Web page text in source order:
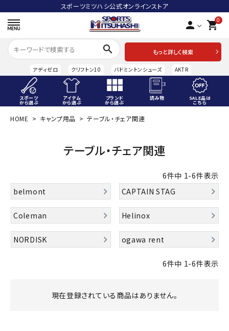
スポーツミツハシ公式オンラインストア
person 0
shopping_cart
search
もっと詳しく検索
アディゼロ クリフトン10 バドミントンシューズ AKTR
スポーツ
から選ぶ
アイテム
から選ぶ
ブランド
から選ぶ
読み物 SALE品は
こちら
ACCOUNT MENU
person
スポーツから選ぶ
アイテムから選ぶ
ブランドから選ぶ
INFORMATIOM
HOME キャンプ用品 テーブル・チェア関連
テーブル・チェア関連
6件中 1-6件表示
belmont
CAPTAIN STAG
Coleman Helinox
NORDISK ogawa rent
6件中 1-6件表示
現在登録されている商品はありません。